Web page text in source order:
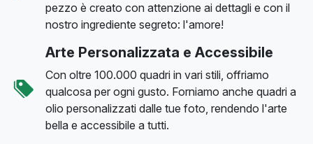
pezzo è creato con attenzione ai dettagli e con il
nostro ingrediente segreto: l'amore!
Arte Personalizzata e Accessibile
Con oltre 100.000 quadri in vari stili, offriamo
qualcosa per ogni gusto. Forniamo anche quadri a
olio personalizzati dalle tue foto, rendendo l'arte
bella e accessibile a tutti.